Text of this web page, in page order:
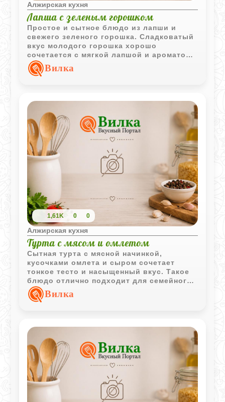
Алжирская кухня
Лапша с зеленым горошком
Простое и сытное блюдо из лапши и
свежего зеленого горошка. Сладковатый
вкус молодого горошка хорошо
сочетается с мягкой лапшой и ароматом
обжаренного лука.
Вилка
1,61K 0 0
Алжирская кухня
Турта с мясом и омлетом
Сытная турта с мясной начинкой,
кусочками омлета и сыром сочетает
тонкое тесто и насыщенный вкус. Такое
блюдо отлично подходит для семейного
обеда и подачи в горячем виде.
Вилка